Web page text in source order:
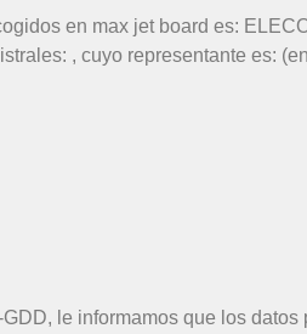
en max jet board es:
, cuyo representante es:
le informamos que los